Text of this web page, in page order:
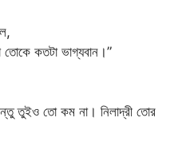
তোকে কতটা ভাগ্যবান।”
তুইও তো কম না। নিলাদ্রী তোর